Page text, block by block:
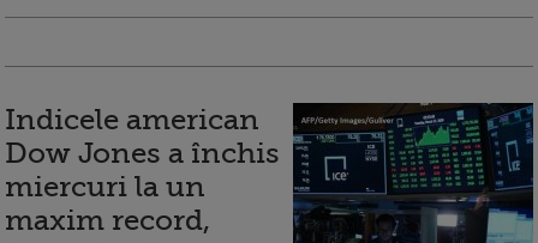
Indicele american
Dow Jones a închis
miercuri la un
maxim record,